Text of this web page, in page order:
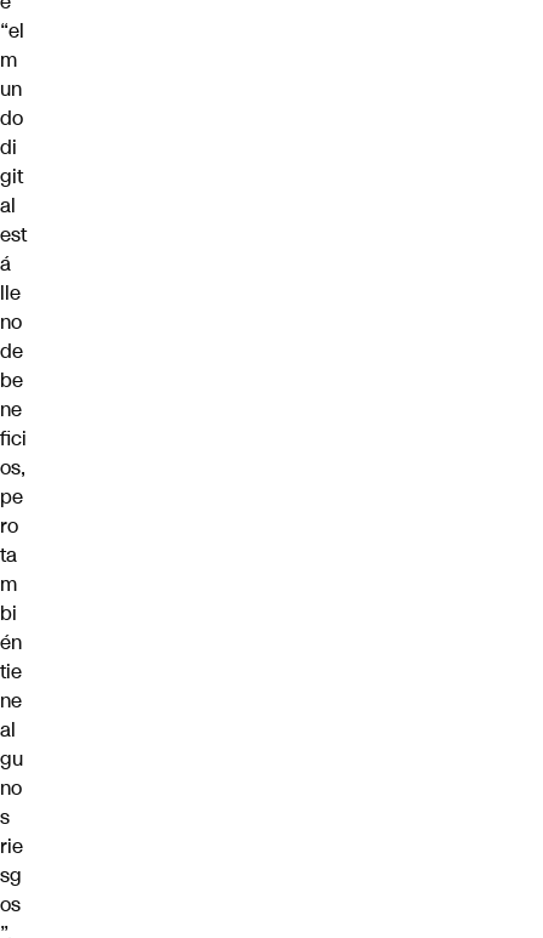
“el
m
un
do
di
git
al
est
á
lle
no
de
be
ne
fici
os,
pe
ro
ta
m
bi
én
tie
ne
al
gu
no
s
rie
sg
os